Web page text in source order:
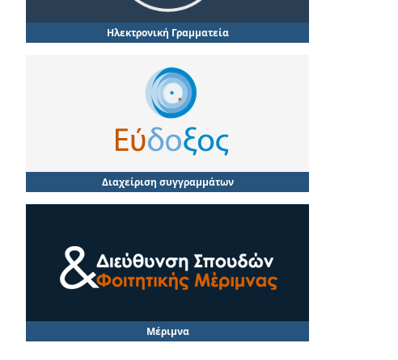
Ηλεκτρονική Γραμματεία
Διαχείριση συγγραμμάτων
Μέριμνα